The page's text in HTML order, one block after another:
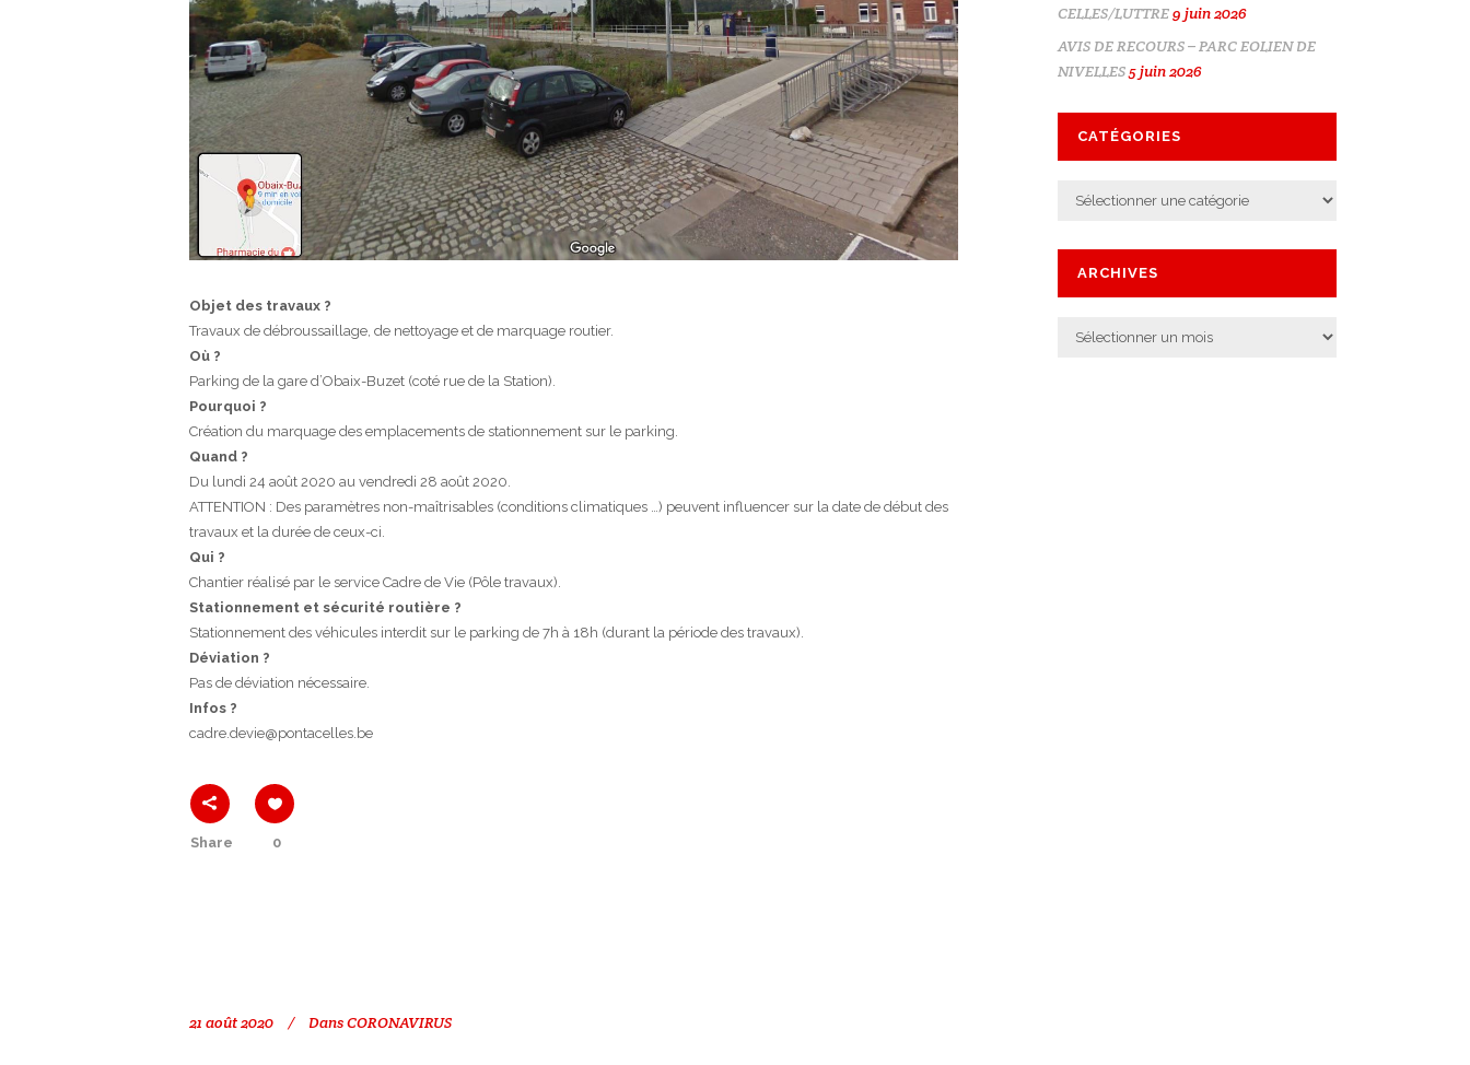
Objet des travaux ?
Travaux de débroussaillage, de nettoyage et de marquage routier.
Où ?
Parking de la gare d’Obaix-Buzet (coté rue de la Station).
Pourquoi ?
Création du marquage des emplacements de stationnement sur le parking.
Quand ?
Du lundi 24 août 2020 au vendredi 28 août 2020.
ATTENTION : Des paramètres non-maîtrisables (conditions climatiques …) peuvent influencer sur la date de début des
travaux et la durée de ceux-ci.
Qui ?
Chantier réalisé par le service Cadre de Vie (Pôle travaux).
Stationnement et sécurité routière ?
Stationnement des véhicules interdit sur le parking de 7h à 18h (durant la période des travaux).
Déviation ?
Pas de déviation nécessaire.
Infos ?
cadre.devie@pontacelles.be
Share 0
21 août 2020 DansCORONAVIRUS
CELLES/LUTTRE9 juin 2026
AVIS DE RECOURS – PARC EOLIEN DE
NIVELLES5 juin 2026
CATÉGORIES
Catégories
ARCHIVES
Archives